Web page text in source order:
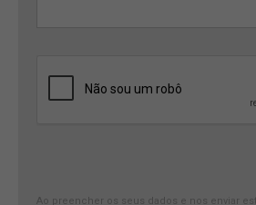
Ao preencher os seus dados e nos enviar